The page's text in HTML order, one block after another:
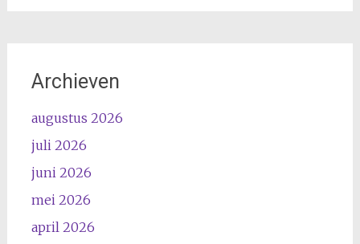
Archieven
augustus 2026
juli 2026
juni 2026
mei 2026
april 2026